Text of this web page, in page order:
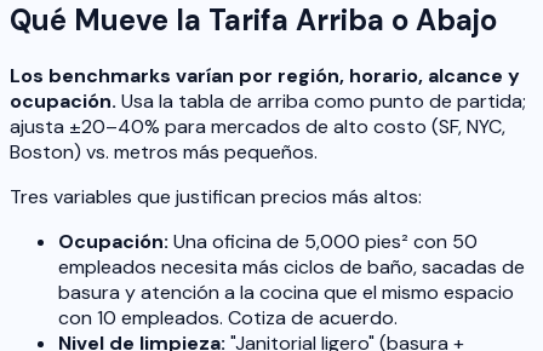
Qué Mueve la Tarifa Arriba o Abajo
Los benchmarks varían por región, horario, alcance y
ocupación. Usa la tabla de arriba como punto de partida;
ajusta ±20–40% para mercados de alto costo (SF, NYC,
Boston) vs. metros más pequeños.
Tres variables que justifican precios más altos:
Ocupación: Una oficina de 5,000 pies² con 50
empleados necesita más ciclos de baño, sacadas de
basura y atención a la cocina que el mismo espacio
con 10 empleados. Cotiza de acuerdo.
Nivel de limpieza: "Janitorial ligero" (basura +